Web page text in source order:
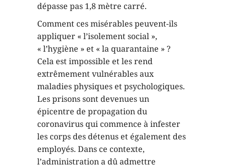
dépasse pas 1,8 mètre carré.
Comment ces misérables peuvent-ils
appliquer « l’isolement social »,
« l’hygiène » et « la quarantaine » ?
Cela est impossible et les rend
extrêmement vulnérables aux
maladies physiques et psychologiques.
Les prisons sont devenues un
épicentre de propagation du
coronavirus qui commence à infester
les corps des détenus et également des
employés. Dans ce contexte,
l’administration a dû admettre